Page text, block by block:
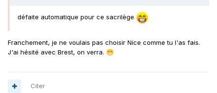
défaite automatique pour ce sacrilège
Franchement, je ne voulais pas choisir Nice comme tu l'as fais.
J'ai hésité avec Brest, on verra. 😁
Citer